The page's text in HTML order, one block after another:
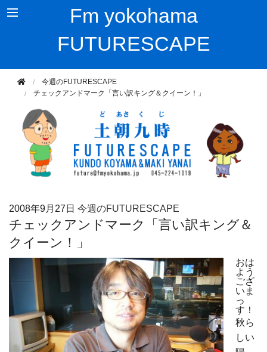
Fm yokohama
FUTURESCAPE
今週のFUTURESCAPE
チェックアンドマーク「言い訳キング＆クイーン！」
2008年9月27日 今週のFUTURESCAPE
チェックアンドマーク「言い訳キング＆
クイーン！」
おは
よう
ござ
いま
っ
す！
秋ら
しい